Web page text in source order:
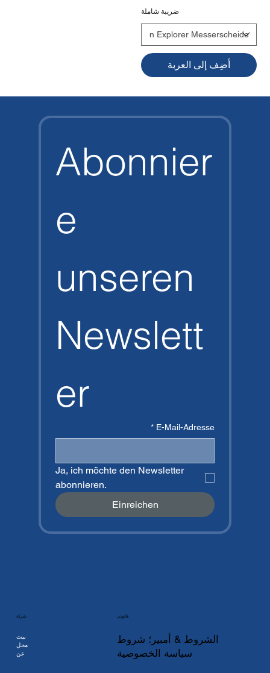
ضريبة شاملة
أضِف إلى العربة
Abonnier
e
unseren
Newslett
er
E-Mail-Adresse
*
Ja, ich möchte den Newsletter
abonnieren.
Einreichen
شركة
بيت
محل
عن
قانوني
الشروط & أمبير؛ شروط
سياسة الخصوصية